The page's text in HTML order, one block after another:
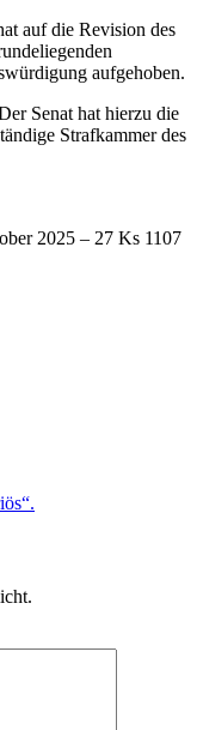
auf die Revision des
aufgehoben.
Senat hat hierzu die
Strafkammer des
2025 – 27 Ks 1107